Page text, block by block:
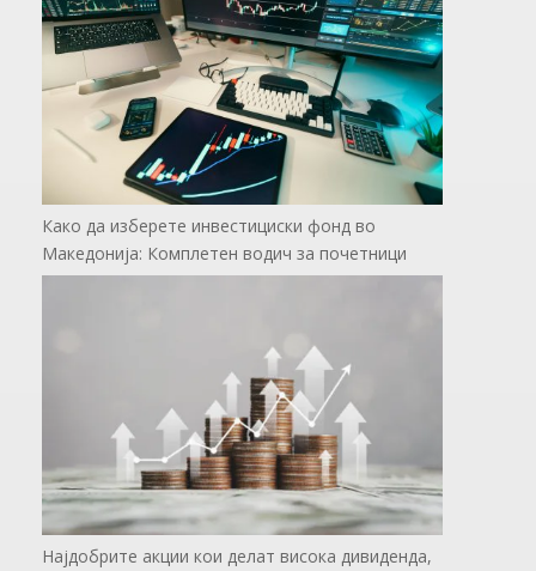
Како да изберете инвестициски фонд во
Македонија: Комплетен водич за почетници
Најдобрите акции кои делат висока дивиденда,